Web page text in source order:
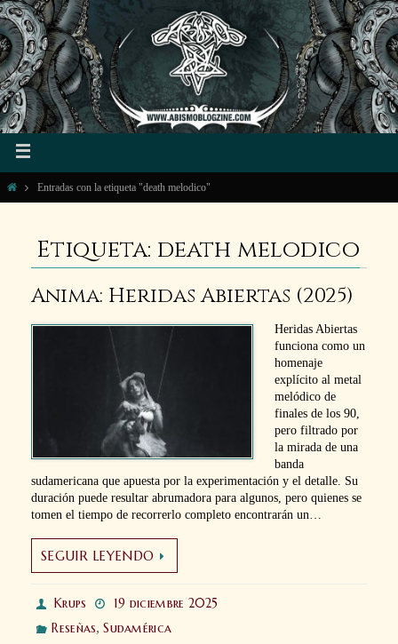
Entradas con la etiqueta "death melodico"
Etiqueta: death melodico
Anima: Heridas Abiertas (2025)
Heridas Abiertas
funciona como un
homenaje
explícito al metal
melódico de
finales de los 90,
pero filtrado por
la mirada de una
banda
sudamericana que apuesta por la experimentación y el detalle. Su
duración puede resultar abrumadora para algunos, pero quienes se
tomen el tiempo de recorrerlo completo encontrarán un…
SEGUIR LEYENDO
Krups
19 diciembre 2025
Reseñas,Sudamérica